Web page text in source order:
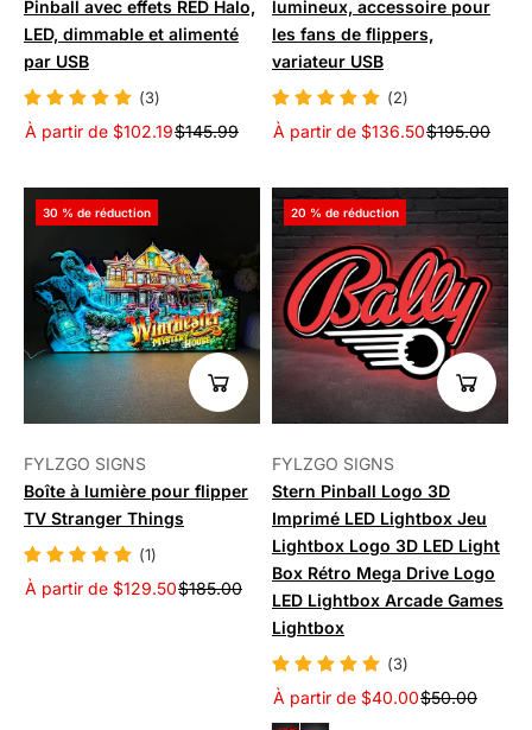
Pinball avec effets RED Halo,
LED, dimmable et alimenté
par USB
(3)
À partir de $102.19$145.99
lumineux, accessoire pour
les fans de flippers,
variateur USB
(2)
À partir de $136.50$195.00
30 % de réduction
FYLZGO SIGNS
Boîte à lumière pour flipper
TV Stranger Things
(1)
À partir de $129.50$185.00
20 % de réduction
FYLZGO SIGNS
Stern Pinball Logo 3D
Imprimé LED Lightbox Jeu
Lightbox Logo 3D LED Light
Box Rétro Mega Drive Logo
LED Lightbox Arcade Games
Lightbox
(3)
À partir de $40.00$50.00